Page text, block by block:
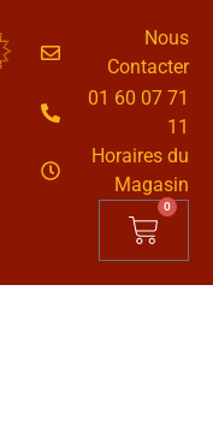
Nous
Contacter
01 60 07 71
11
Horaires du
Magasin
0